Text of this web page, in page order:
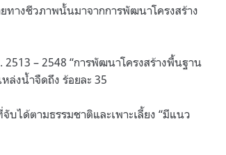
ทางชีวภาพนั้นมาจากการพัฒนาโครงสร้าง
– 2548 “การพัฒนาโครงสร้างพื้นฐาน
งน้ำจืดถึง ร้อยละ 35
ได้ตามธรรมชาติและเพาะเลี้ยง “มีแนว